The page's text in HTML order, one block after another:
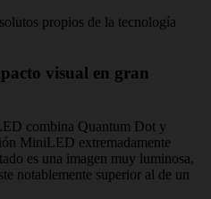
propios de la tecnología
visual en gran
combina Quantum Dot y
MiniLED extremadamente
es una imagen muy luminosa,
notablemente superior al de un